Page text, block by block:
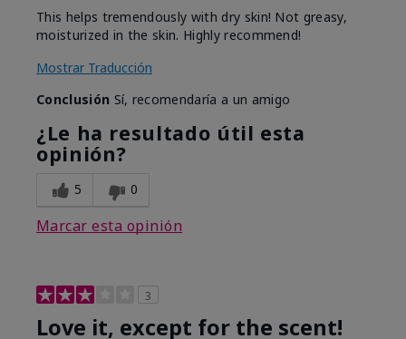
This helps tremendously with dry skin! Not greasy,
moisturized in the skin. Highly recommend!
Mostrar Traducción
Conclusión Sí, recomendaría a un amigo
¿Le ha resultado útil esta
opinión?
5 0
Marcar esta opinión
3
Love it, except for the scent!